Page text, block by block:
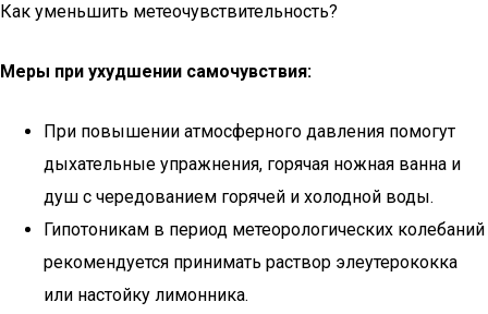
Как уменьшить метеочувствительность?
Меры при ухудшении самочувствия:
При повышении атмосферного давления помогут
дыхательные упражнения, горячая ножная ванна и
душ с чередованием горячей и холодной воды.
Гипотоникам в период метеорологических колебаний
рекомендуется принимать раствор элеутерококка
или настойку лимонника.